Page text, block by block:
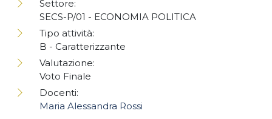
Settore:
SECS-P/01 - ECONOMIA POLITICA
Tipo attività:
B - Caratterizzante
Valutazione:
Voto Finale
Docenti:
Maria Alessandra Rossi